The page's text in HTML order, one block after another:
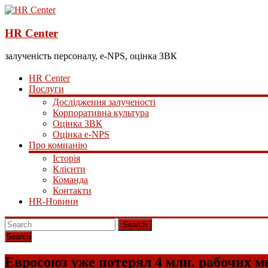
HR Center
залученість персоналу, e-NPS, оцінка ЗВК
HR Center
Послуги
Дослідження залученості
Корпоративна культура
Оцінка ЗВК
Оцінка e-NPS
Про компанію
Історія
Клієнти
Команда
Контакти
HR-Новини
Search
Евросоюз уже потерял 4 млн. рабочих